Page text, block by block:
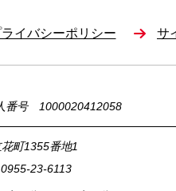
ライバシーポリシー サ
番号 1000020412058
町1355番地1
23-6113